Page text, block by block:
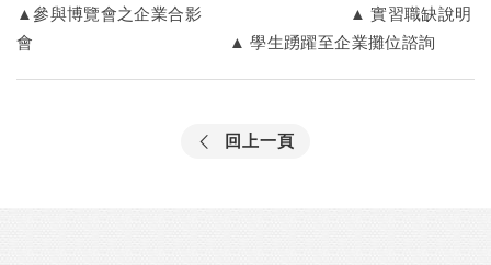
▲參與博覽會之企業合影 ▲ 實習職缺說明
會
▲學生踴躍至企業攤位諮詢
回上一頁